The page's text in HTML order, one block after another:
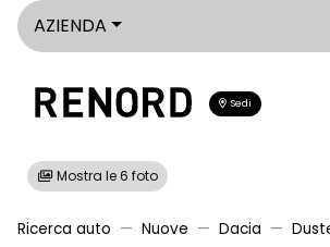
AZIENDA
Sedi
Mostra le 6 foto
Ricerca auto Nuove Dacia